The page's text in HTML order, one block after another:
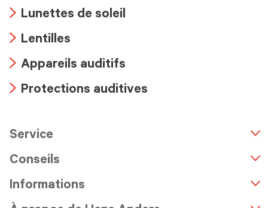
icon
icon
Lunettes de soleil
icon
Lentilles
icon
Appareils auditifs
Protections auditives
Service
Conseils
Informations